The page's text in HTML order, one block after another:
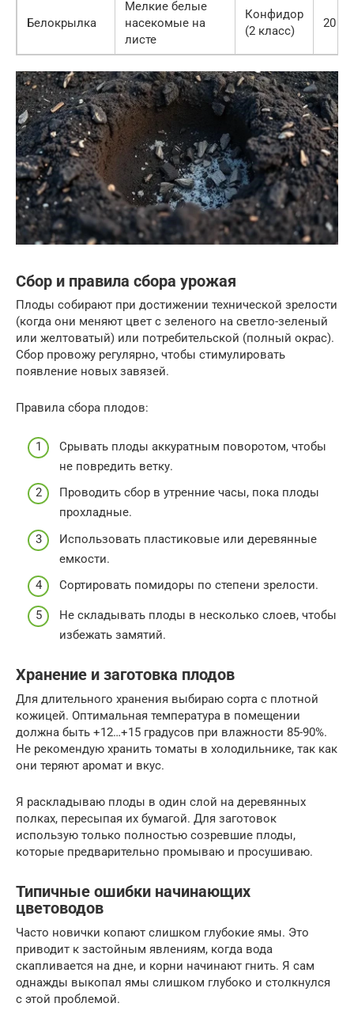
Белокрылка
Мелкие белые
насекомые на
листе
Конфидор
(2 класс)
20
Сбор и правила сбора урожая
Плоды собирают при достижении технической зрелости
(когда они меняют цвет с зеленого на светло-зеленый
или желтоватый) или потребительской (полный окрас).
Сбор провожу регулярно, чтобы стимулировать
появление новых завязей.
Правила сбора плодов:
Срывать плоды аккуратным поворотом, чтобы
не повредить ветку.
Проводить сбор в утренние часы, пока плоды
прохладные.
Использовать пластиковые или деревянные
емкости.
Сортировать помидоры по степени зрелости.
Не складывать плоды в несколько слоев, чтобы
избежать замятий.
Хранение и заготовка плодов
Для длительного хранения выбираю сорта с плотной
кожицей. Оптимальная температура в помещении
должна быть +12…+15 градусов при влажности 85-90%.
Не рекомендую хранить томаты в холодильнике, так как
они теряют аромат и вкус.
Я раскладываю плоды в один слой на деревянных
полках, пересыпая их бумагой. Для заготовок
использую только полностью созревшие плоды,
которые предварительно промываю и просушиваю.
Типичные ошибки начинающих
цветоводов
Часто новички копают слишком глубокие ямы. Это
приводит к застойным явлениям, когда вода
скапливается на дне, и корни начинают гнить. Я сам
однажды выкопал ямы слишком глубоко и столкнулся
с этой проблемой.